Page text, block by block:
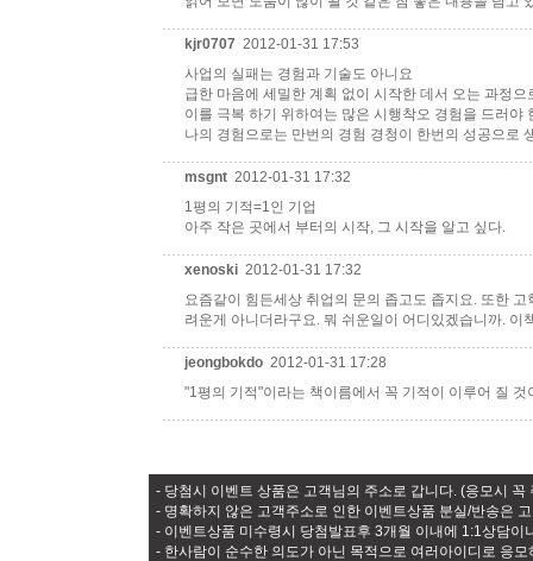
kjr0707 2012-01-31 17:53
사업의 실패는 경험과 기술도 아니요
급한 마음에 세밀한 계획 없이 시작한 데서 오는 과정으
이를 극복 하기 위하여는 많은 시행착오 경험을 드러야
나의 경험으로는 만번의 경험 경청이 한번의 성공으로
msgnt 2012-01-31 17:32
1평의 기적=1인 기업
아주 작은 곳에서 부터의 시작, 그 시작을 알고 싶다.
xenoski 2012-01-31 17:32
요즘같이 힘든세상 취업의 문의 좁고도 좁지요. 또한
려운게 아니더라구요. 뭐 쉬운일이 어디있겠습니까.
jeongbokdo 2012-01-31 17:28
"1평의 기적"이라는 책이름에서 꼭 기적이 이루어 질
- 당첨시 이벤트 상품은 고객님의 주소로 갑니다. (응모시 꼭
- 명확하지 않은 고객주소로 인한 이벤트상품 분실/반송은
- 이벤트상품 미수령시 당첨발표후 3개월 이내에 1:1상담이
- 한사람이 순수한 의도가 아닌 목적으로 여러아이디로 응